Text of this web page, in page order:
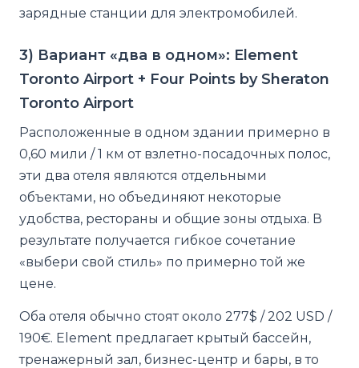
зарядные станции для электромобилей.
3) Вариант «два в одном»: Element
Toronto Airport + Four Points by Sheraton
Toronto Airport
Расположенные в одном здании примерно в
0,60 мили / 1 км от взлетно-посадочных полос,
эти два отеля являются отдельными
объектами, но объединяют некоторые
удобства, рестораны и общие зоны отдыха. В
результате получается гибкое сочетание
«выбери свой стиль» по примерно той же
цене.
Оба отеля обычно стоят около 277$ / 202 USD /
190€. Element предлагает крытый бассейн,
тренажерный зал, бизнес-центр и бары, в то